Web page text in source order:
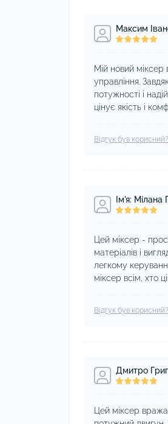
Максим
Мій новий міксер
управління.
потужності і
цінує якість і
Відгук був корисний?
Ім'я:
Цей міксер -
матеріалів і
легкому
міксер всім, хто
Відгук був корисний?
Дмитро
Цей міксер